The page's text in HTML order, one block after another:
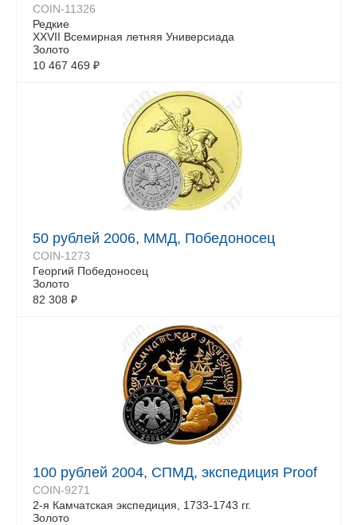
COIN-11326
Редкие
XXVII Всемирная летняя Универсиада
Золото
10 467 469 ₽
50 рублей 2006, ММД, Победоносец
COIN-1273
Георгий Победоносец
Золото
82 308 ₽
100 рублей 2004, СПМД, экспедиция Proof
COIN-9271
2-я Камчатская экспедиция, 1733-1743 гг.
Золото